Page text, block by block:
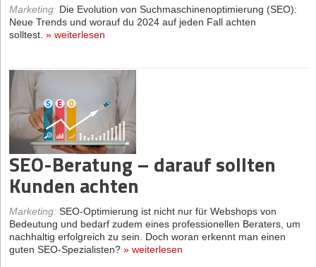
Marketing: Die Evolution von Suchmaschinenoptimierung (SEO):
Neue Trends und worauf du 2024 auf jeden Fall achten
solltest. » weiterlesen
SEO-Beratung – darauf sollten
Kunden achten
Marketing: SEO-Optimierung ist nicht nur für Webshops von
Bedeutung und bedarf zudem eines professionellen Beraters, um
nachhaltig erfolgreich zu sein. Doch woran erkennt man einen
guten SEO-Spezialisten? » weiterlesen